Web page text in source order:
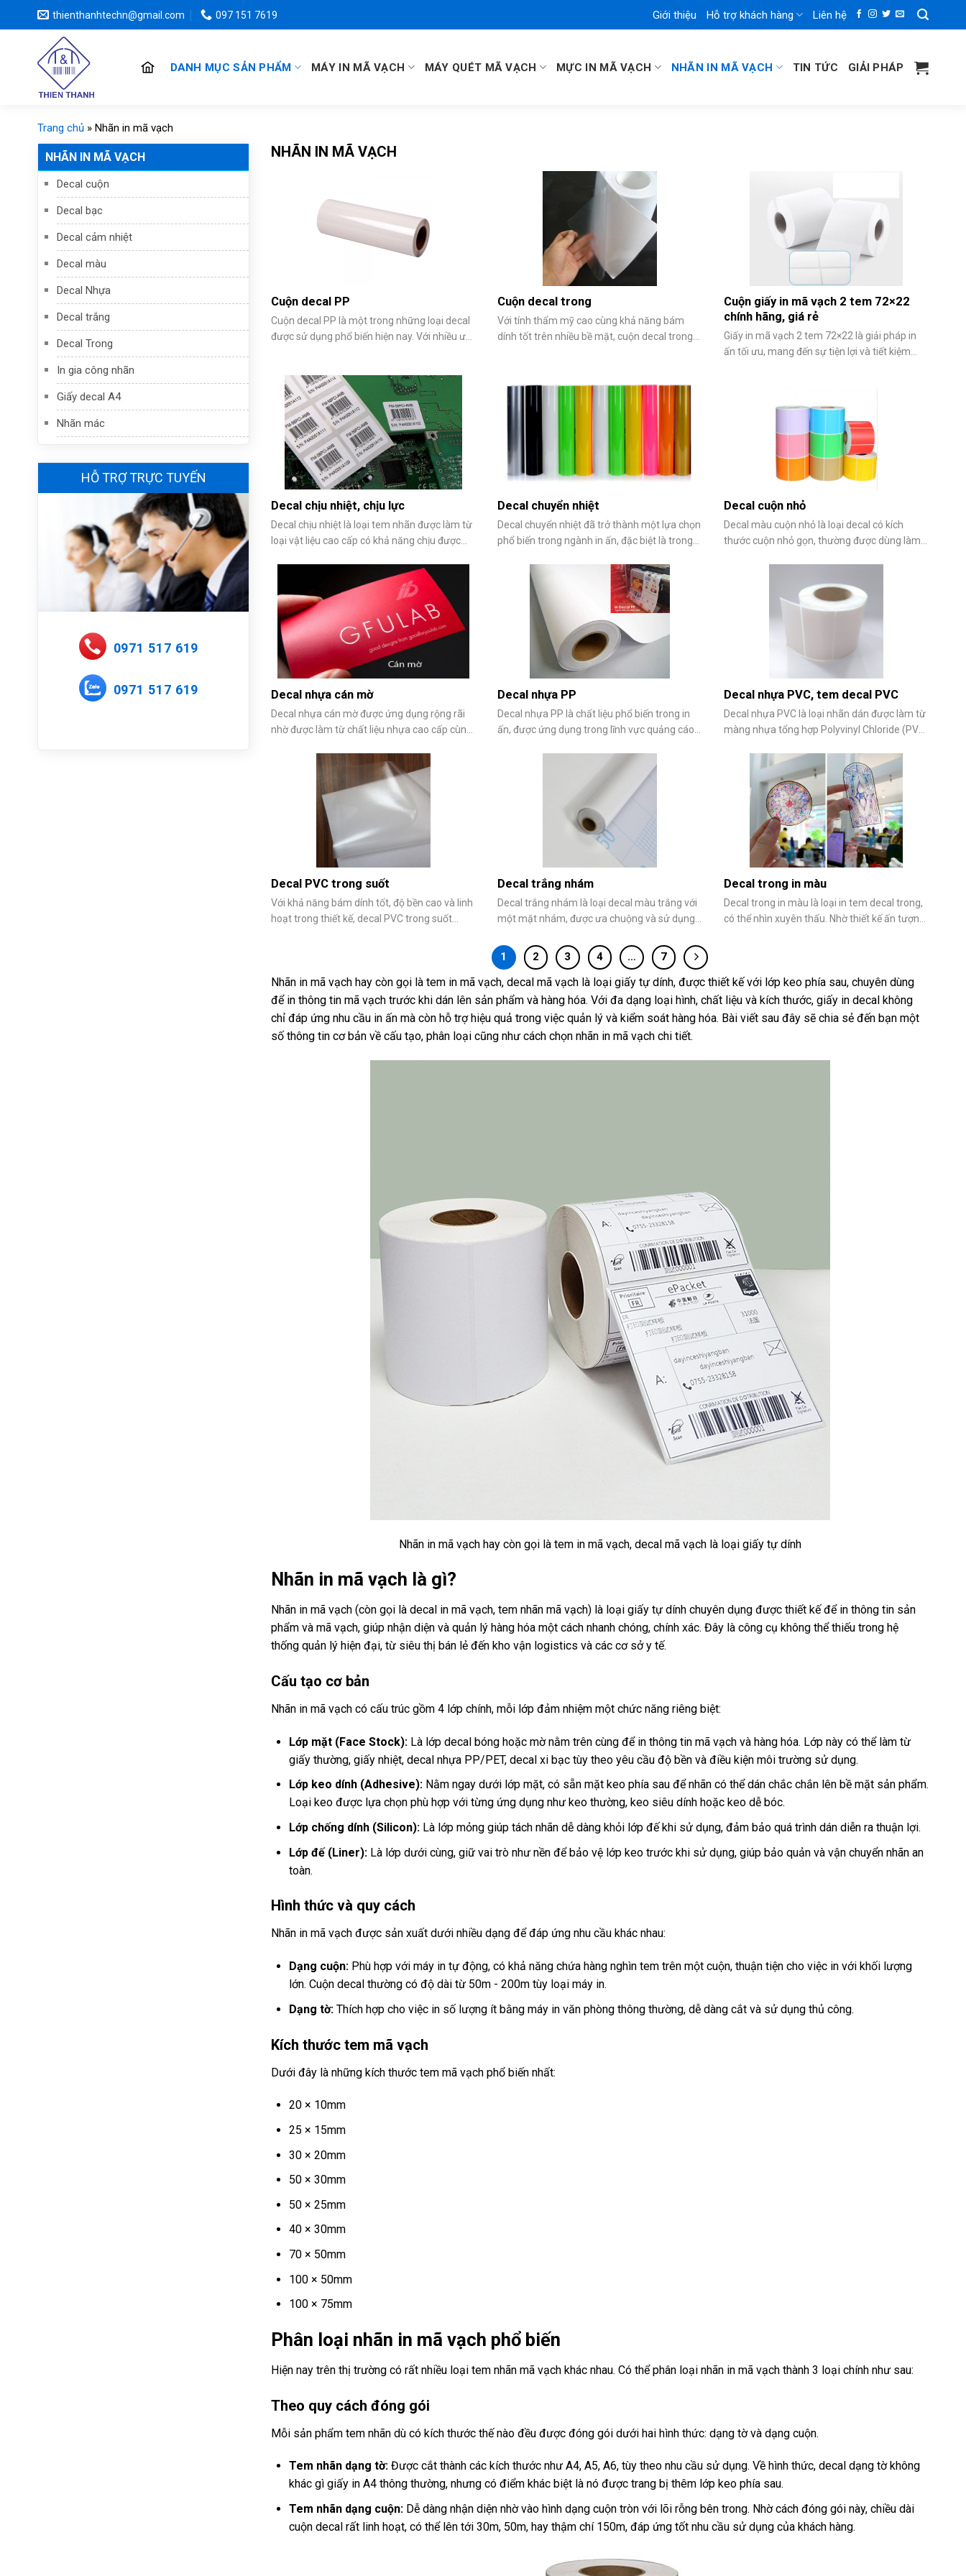
đến
thienthanhtechn@gmail.com 097 151 7619 Giới thiệu Hỗ trợ khách hàng Liên hệ
DANH MỤC SẢN PHẨM MÁY IN MÃ VẠCH MÁY QUÉT MÃ VẠCH MỰC IN MÃ VẠCH NHÃN IN MÃ VẠCH TIN TỨC GIẢI PHÁP
Trang chủ » Nhãn in mã vạch
NHÃN IN MÃ VẠCH
Decal cuộn
Decal bạc
Decal cảm nhiệt
Decal màu
Decal Nhựa
Decal trắng
Decal Trong
In gia công nhãn
Giấy decal A4
Nhãn mác
HỖ TRỢ TRỰC TUYẾN
0971 517 619
0971 517 619
NHÃN IN MÃ VẠCH
Cuộn decal PP
Cuộn decal PP là một trong những loại decal
được sử dụng phổ biến hiện nay. Với nhiều ưu
chuộng hiện nay. Trong bài viết sau đây chúng
tôi sẽ chia sẻ đến bạn một số
Cuộn decal trong
Với tính thẩm mỹ cao cùng khả năng bám
dính tốt trên nhiều bề mặt, cuộn decal trong
đến poster quảng cáo, decal dán kính, cuộn
decal trong thể hiện được sự linh hoạt và đa
Cuộn giấy in mã vạch 2 tem 72×22
chính hãng, giá rẻ
Giấy in mã vạch 2 tem 72×22 là giải pháp in
ấn tối ưu, mang đến sự tiện lợi và tiết kiệm
ngành nghề, từ siêu thị,
Decal chịu nhiệt, chịu lực
Decal chịu nhiệt là loại tem nhãn được làm từ
loại vật liệu cao cấp có khả năng chịu được
dạng hay phai màu. Loại decal này được sử
dụng phổ biến cho nhiều ngành nghề, lĩnh vực,
đặc biệt là ngành luyện kim, gang
Decal chuyển nhiệt
Decal chuyển nhiệt đã trở thành một lựa chọn
phổ biến trong ngành in ấn, đặc biệt là trong
năng tạo ra những hình ảnh sắc nét, màu sắc
sống động và độ bền cao decal nhiệt giúp các
sản phẩm trở nên bắt mắt và
Decal cuộn nhỏ
Decal màu cuộn nhỏ là loại decal có kích
thước cuộn nhỏ gọn, thường được dùng làm
nhiều nhu cầu khác nhau của người dùng. Bài
viết sau đây sẽ chia sẻ đến bạn một số
Decal nhựa cán mờ
Decal nhựa cán mờ được ứng dụng rộng rãi
nhờ được làm từ chất liệu nhựa cao cấp cùng
năng chống trầy xước vượt trội và in ấn sắc
nét. Với nhiều ưu điểm vượt trội, decal cán mờ
được ứng dụng trong in tem
Decal nhựa PP
Decal nhựa PP là chất liệu phổ biến trong in
ấn, được ứng dụng trong lĩnh vực quảng cáo,
được in từ loại decal này cho chất lượng vượt
trội, hình ảnh sắc nét, chân thực. Cùng
Decal nhựa PVC, tem decal PVC
Decal nhựa PVC là loại nhãn dán được làm từ
màng nhựa tổng hợp Polyvinyl Chloride (PVC)
gói và đời sống hằng ngày nhờ độ bền cao và
khả năng chống nước tốt. Tuy nhiên, nhiều
người vẫn chưa nắm rõ đặc điểm, cấu tạo và
Decal PVC trong suốt
Với khả năng bám dính tốt, độ bền cao và linh
hoạt trong thiết kế, decal PVC trong suốt
và ứng dụng đa dạng
Decal trắng nhám
Decal trắng nhám là loại decal màu trắng với
một mặt nhám, được ưa chuộng và sử dụng
dụng rộng rãi trong trang trí nội thất, bao bì
sản phẩm và nhiều lĩnh vực khác. Vậy mua
decal trắng nhám ở đâu chất lượng? Bài viết
Decal trong in màu
Decal trong in màu là loại in tem decal trong,
có thể nhìn xuyên thấu. Nhờ thiết kế ấn tượng,
cho sản phẩm giúp thu hút khách
1 2 3 4 … 7
Nhãn in mã vạch hay còn gọi là tem in mã vạch, decal mã vạch là loại giấy tự dính, được thiết kế với lớp keo phía sau, chuyên dùng
để in thông tin mã vạch trước khi dán lên sản phẩm và hàng hóa. Với đa dạng loại hình, chất liệu và kích thước, giấy in decal không
chỉ đáp ứng nhu cầu in ấn mà còn hỗ trợ hiệu quả trong việc quản lý và kiểm soát hàng hóa. Bài viết sau đây sẽ chia sẻ đến bạn một
số thông tin cơ bản về cấu tạo, phân loại cũng như cách chọn nhãn in mã vạch chi tiết.
Nhãn in mã vạch hay còn gọi là tem in mã vạch, decal mã vạch là loại giấy tự dính
Nhãn in mã vạch là gì?
Nhãn in mã vạch (còn gọi là decal in mã vạch, tem nhãn mã vạch) là loại giấy tự dính chuyên dụng được thiết kế để in thông tin sản
phẩm và mã vạch, giúp nhận diện và quản lý hàng hóa một cách nhanh chóng, chính xác. Đây là công cụ không thể thiếu trong hệ
thống quản lý hiện đại, từ siêu thị bán lẻ đến kho vận logistics và các cơ sở y tế.
Cấu tạo cơ bản
Nhãn in mã vạch có cấu trúc gồm 4 lớp chính, mỗi lớp đảm nhiệm một chức năng riêng biệt:
Lớp mặt (Face Stock): Là lớp decal bóng hoặc mờ nằm trên cùng để in thông tin mã vạch và hàng hóa. Lớp này có thể làm từ
giấy thường, giấy nhiệt, decal nhựa PP/PET, decal xi bạc tùy theo yêu cầu độ bền và điều kiện môi trường sử dụng.
Lớp keo dính (Adhesive): Nằm ngay dưới lớp mặt, có sẵn mặt keo phía sau để nhãn có thể dán chắc chắn lên bề mặt sản phẩm.
Loại keo được lựa chọn phù hợp với từng ứng dụng như keo thường, keo siêu dính hoặc keo dễ bóc.
Lớp chống dính (Silicon): Là lớp mỏng giúp tách nhãn dễ dàng khỏi lớp đế khi sử dụng, đảm bảo quá trình dán diễn ra thuận lợi.
Lớp đế (Liner): Là lớp dưới cùng, giữ vai trò như nền để bảo vệ lớp keo trước khi sử dụng, giúp bảo quản và vận chuyển nhãn an
toàn.
Hình thức và quy cách
Nhãn in mã vạch được sản xuất dưới nhiều dạng để đáp ứng nhu cầu khác nhau:
Dạng cuộn: Phù hợp với máy in tự động, có khả năng chứa hàng nghìn tem trên một cuộn, thuận tiện cho việc in với khối lượng
lớn. Cuộn decal thường có độ dài từ 50m - 200m tùy loại máy in.
Dạng tờ: Thích hợp cho việc in số lượng ít bằng máy in văn phòng thông thường, dễ dàng cắt và sử dụng thủ công.
Kích thước tem mã vạch
Dưới đây là những kích thước tem mã vạch phổ biến nhất:
20 × 10mm
25 × 15mm
30 × 20mm
50 × 30mm
50 × 25mm
40 × 30mm
70 × 50mm
100 × 50mm
100 × 75mm
Phân loại nhãn in mã vạch phổ biến
Hiện nay trên thị trường có rất nhiều loại tem nhãn mã vạch khác nhau. Có thể phân loại nhãn in mã vạch thành 3 loại chính như sau:
Theo quy cách đóng gói
Mỗi sản phẩm tem nhãn dù có kích thước thế nào đều được đóng gói dưới hai hình thức: dạng tờ và dạng cuộn.
Tem nhãn dạng tờ: Được cắt thành các kích thước như A4, A5, A6, tùy theo nhu cầu sử dụng. Về hình thức, decal dạng tờ không
khác gì giấy in A4 thông thường, nhưng có điểm khác biệt là nó được trang bị thêm lớp keo phía sau.
Tem nhãn dạng cuộn: Dễ dàng nhận diện nhờ vào hình dạng cuộn tròn với lõi rỗng bên trong. Nhờ cách đóng gói này, chiều dài
cuộn decal rất linh hoạt, có thể lên tới 30m, 50m, hay thậm chí 150m, đáp ứng tốt nhu cầu sử dụng của khách hàng.